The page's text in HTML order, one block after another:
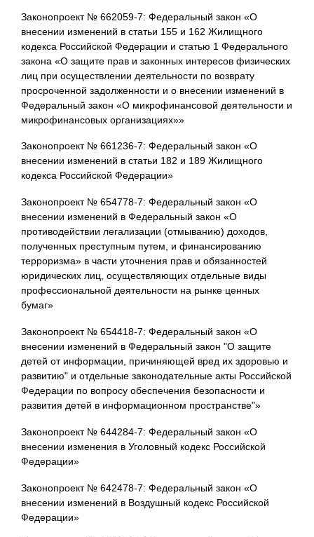
Законопроект № 662059-7: Федеральный закон «О
внесении изменений в статьи 155 и 162 Жилищного
кодекса Российской Федерации и статью 1 Федерального
закона «О защите прав и законных интересов физических
лиц при осуществлении деятельности по возврату
просроченной задолженности и о внесении изменений в
Федеральный закон «О микрофинансовой деятельности и
микрофинансовых организациях»»
Законопроект № 661236-7: Федеральный закон «О
внесении изменений в статьи 182 и 189 Жилищного
кодекса Российской Федерации»
Законопроект № 654778-7: Федеральный закон «О
внесении изменений в Федеральный закон «О
противодействии легализации (отмыванию) доходов,
полученных преступным путем, и финансированию
терроризма» в части уточнения прав и обязанностей
юридических лиц, осуществляющих отдельные виды
профессиональной деятельности на рынке ценных
бумаг»
Законопроект № 654418-7: Федеральный закон «О
внесении изменений в Федеральный закон "О защите
детей от информации, причиняющей вред их здоровью и
развитию" и отдельные законодательные акты Российской
Федерации по вопросу обеспечения безопасности и
развития детей в информационном пространстве"»
Законопроект № 644284-7: Федеральный закон «О
внесении изменения в Уголовный кодекс Российской
Федерации»
Законопроект № 642478-7: Федеральный закон «О
внесении изменений в Воздушный кодекс Российской
Федерации»